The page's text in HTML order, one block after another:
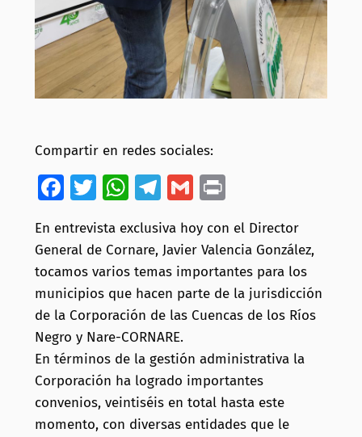
Compartir en redes sociales:
Facebook
Twitter
WhatsApp
Telegram
GmailPrint
En entrevista exclusiva hoy con el Director
General de Cornare, Javier Valencia González,
tocamos varios temas importantes para los
municipios que hacen parte de la jurisdicción
de la Corporación de las Cuencas de los Ríos
Negro y Nare-CORNARE.
En términos de la gestión administrativa la
Corporación ha logrado importantes
convenios, veintiséis en total hasta este
momento, con diversas entidades que le